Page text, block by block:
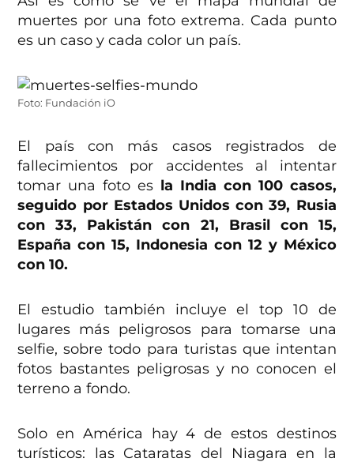
muertes por una foto extrema. Cada punto
es un caso y cada color un país.
Foto: Fundación iO
El país con más casos registrados de
fallecimientos por accidentes al intentar
tomar una foto es la India con 100 casos,
seguido por Estados Unidos con 39, Rusia
con 33, Pakistán con 21, Brasil con 15,
España con 15, Indonesia con 12 y México
con 10.
El estudio también incluye el top 10 de
lugares más peligrosos para tomarse una
selfie, sobre todo para turistas que intentan
fotos bastantes peligrosas y no conocen el
terreno a fondo.
Solo en América hay 4 de estos destinos
turísticos: las Cataratas del Niagara en la